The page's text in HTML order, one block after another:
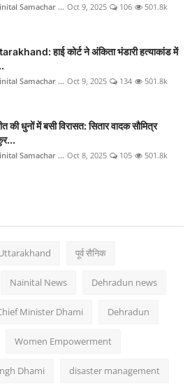
Samachar ... Oct 9, 2025 106 501.8k
हाई कोर्ट ने अंकिता भंडारी हत्याकांड में
Samachar ... Oct 9, 2025 134 501.8k
की धुनों में बसी विरासत: सितार वादक सौमित्र
Samachar ... Oct 8, 2025 105 501.8k
पूर्व सैनिक
Nainital News Dehradun news
Minister Dhami Dehradun
Women Empowerment
Dhami disaster management